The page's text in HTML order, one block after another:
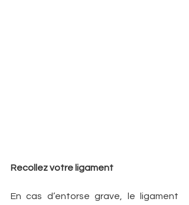
Recollez votre ligament
En cas d’entorse grave, le ligament